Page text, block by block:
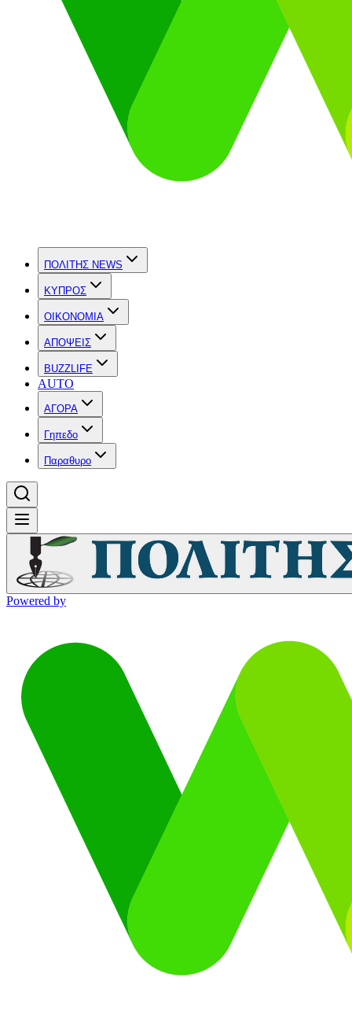
ΠΟΛΙΤΗΣ NEWS
ΚΥΠΡΟΣ
OIKONOMIA
ΑΠΟΨΕΙΣ
BUZZLIFE
AUTO
ΑΓΟΡΑ
Γηπεδο
Παραθυρο
Powered by